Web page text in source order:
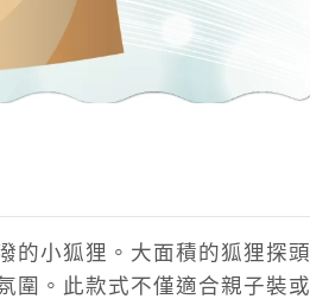
的小狐狸。大面積的狐狸探頭
圍。此款式不僅適合親子裝或